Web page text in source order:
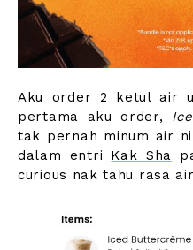
Aku order 2 ketul air
pertama aku order,
tak pernah minum air
dalam entri Kak Sha
curious nak tahu rasa